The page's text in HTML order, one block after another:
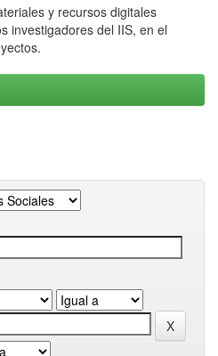
y recursos digitales
investigadores del IIS, en el